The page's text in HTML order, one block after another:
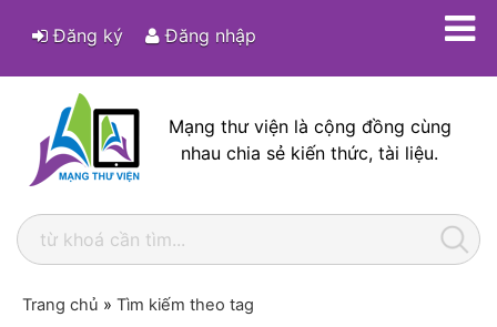
Đăng ký Đăng nhập
Mạng thư viện là cộng đồng cùng
nhau chia sẻ kiến thức, tài liệu.
Trang chủ » Tìm kiếm theo tag